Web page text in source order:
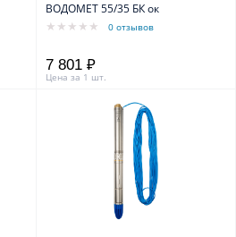
ВОДОМЕТ 55/35 БК ок
0 отзывов
7 801 ₽
Цена за 1 шт.